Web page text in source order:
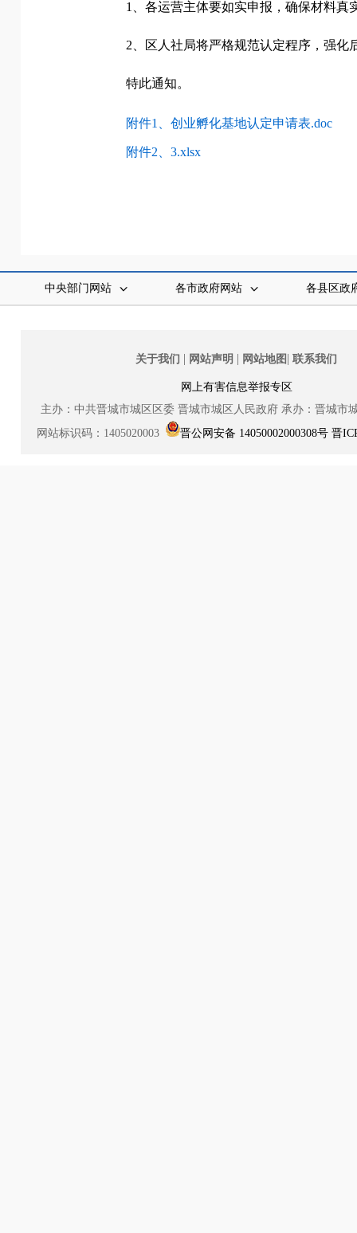
1、各运营主体要如实申报，确保材料真
2、区人社局将严格规范认定程序，强化
特此通知。
附件1、创业孵化基地认定申请表.doc
附件2、3.xlsx
中央部门网站 各市政府网站 各县区政
关于我们 | 网站声明 | 网站地图 | 联系我们
网上有害信息举报专区
主办：中共晋城市城区区委 晋城市城区人民政府 承办：晋城市
网站标识码：1405020003
晋公网安备 14050002000308号 晋